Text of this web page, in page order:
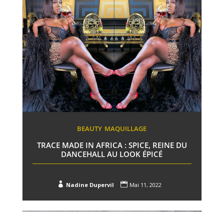
BEAUTY MAQUILLAGE
TRACE MADE IN AFRICA : SPICE, REINE DU
DANCEHALL AU LOOK ÉPICÉ
 Nadine Dupervil  Mai 11, 2022